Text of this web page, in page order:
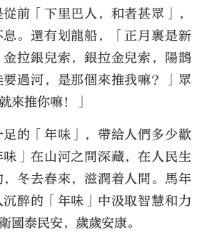
前「下里巴人，和者甚眾」，
。還有划龍船，「正月裏是新
拉銀兒索，銀拉金兒索，陽鵲
過河，是那個來推我嘛？」眾
來推你嘛！」
的「年味」，帶給人們多少歡
」在山河之間深藏，在人民生
冬去春來，滋潤着人間。馬年
醉的「年味」中汲取智慧和力
國泰民安，歲歲安康。